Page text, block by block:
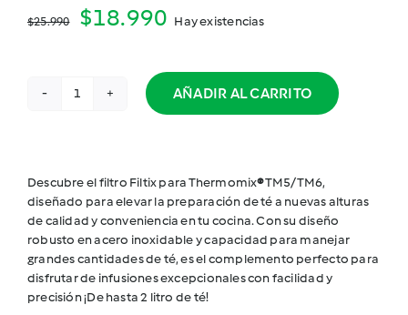
$25.990
El
original
$18.990 El
actual
es:
Hay existencias
Filtix
Té
para
Thermomix
TM5/TM6
cantidad
AÑADIR AL CARRITO
Descubre el filtro Filtix para Thermomix®TM5/TM6,
diseñado para elevar la preparación de té a nuevas alturas
de calidad y conveniencia en tu cocina. Con su diseño
robusto en acero inoxidable y capacidad para manejar
grandes cantidades de té, es el complemento perfecto para
disfrutar de infusiones excepcionales con facilidad y
precisión ¡De hasta 2 litro de té!